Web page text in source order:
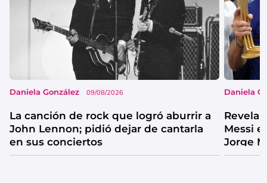
Daniela González 09/08/2026
La canción de rock que logró aburrir a
John Lennon; pidió dejar de cantarla
en sus conciertos
Daniela
Messi
Jorge